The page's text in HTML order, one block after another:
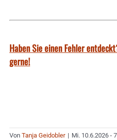
Haben Sie einen Fehler
gerne!
Von Tanja Geidobler | Mi. 10.6.2026 -